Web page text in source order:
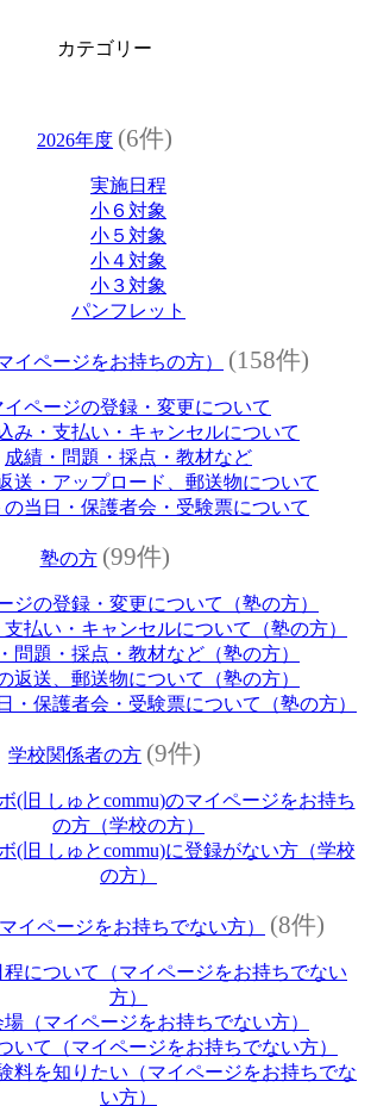
カテゴリー
2026年度 (6件)
実施日程
小６対象
小５対象
小４対象
小３対象
パンフレット
イページをお持ちの方） (158件)
イページの登録・変更について
み・支払い・キャンセルについて
成績・問題・採点・教材など
送・アップロード、郵送物について
の当日・保護者会・受験票について
塾の方 (99件)
ジの登録・変更について（塾の方）
払い・キャンセルについて（塾の方）
問題・採点・教材など（塾の方）
返送、郵送物について（塾の方）
・保護者会・受験票について（塾の方）
学校関係者の方 (9件)
(旧 しゅとcommu)のマイページをお持ち
の方（学校の方）
(旧 しゅとcommu)に登録がない方（学校
の方）
イページをお持ちでない方） (8件)
程について（マイページをお持ちでない
方）
（マイページをお持ちでない方）
いて（マイページをお持ちでない方）
料を知りたい（マイページをお持ちでな
い方）